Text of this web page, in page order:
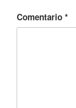
Comentario *